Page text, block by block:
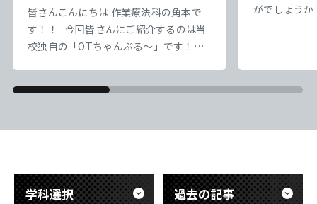
皆さんこんにちは 作業療法科の角本で
す！！ 今回皆さんにご紹介するのは当
校独自の「OTちゃんぷる～」です！！
しています。 「OTちゃんぷる～」は、
ことを目的とした取り組みです。 2年生
ベントに取り組んだり
がでしょう
ろ、10日を
一日一日を
学科選択 過去の記事